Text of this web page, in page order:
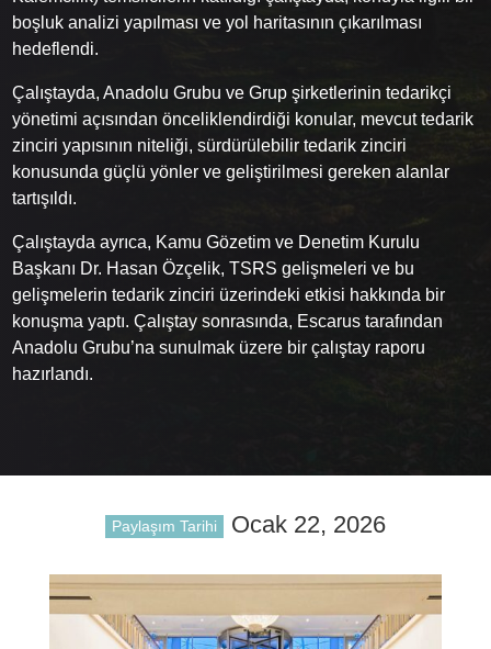
boşluk analizi yapılması ve yol haritasının çıkarılması
hedeflendi.
Çalıştayda, Anadolu Grubu ve Grup şirketlerinin tedarikçi
yönetimi açısından önceliklendirdiği konular, mevcut tedarik
zinciri yapısının niteliği, sürdürülebilir tedarik zinciri
konusunda güçlü yönler ve geliştirilmesi gereken alanlar
tartışıldı.
Çalıştayda ayrıca, Kamu Gözetim ve Denetim Kurulu
Başkanı Dr. Hasan Özçelik, TSRS gelişmeleri ve bu
gelişmelerin tedarik zinciri üzerindeki etkisi hakkında bir
konuşma yaptı. Çalıştay sonrasında, Escarus tarafından
Anadolu Grubu’na sunulmak üzere bir çalıştay raporu
hazırlandı.
Paylaşım Tarihi Ocak 22, 2026